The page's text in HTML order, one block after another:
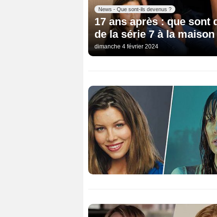
News - Que sont-ils devenus ?
17 ans après : que sont
de la série 7 à la maison
dimanche 4 février 2024